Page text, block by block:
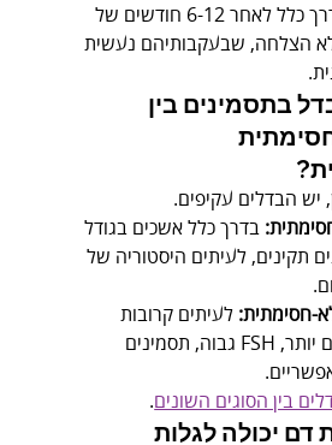
הגילוי מתרחש בדרך כלל לאחר 6-12 חודשים של
הצלחה, שבעקבותיהם נעשית
בתסמינים בין
יש הבדלים עקיפים.
בדרך כלל אשכים בגודל
תקינים, לעיתים היסטוריה של
חסימתית: לעיתים קרובות
אשכים קטנים יותר, FSH גבוה, תסמינים
בין הסוגים השונים.
דם יכולה לגלות